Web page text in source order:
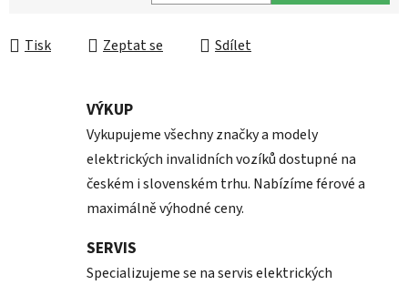
Tisk Zeptat se Sdílet
VÝKUP
Vykupujeme všechny značky a modely
elektrických invalidních vozíků dostupné na
českém i slovenském trhu. Nabízíme férové a
maximálně výhodné ceny.
SERVIS
Specializujeme se na servis elektrických